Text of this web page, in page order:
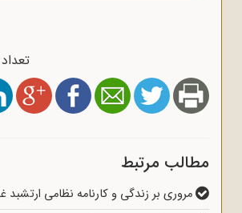
تعداد
مطالب مرتبط
مروری بر زندگی و کارنامه نظامی ارتشبد